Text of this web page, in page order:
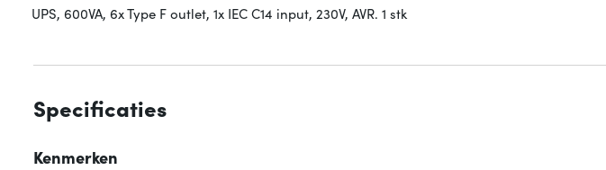
UPS, 600VA, 6x Type F outlet, 1x IEC C14 input, 230V, AVR. 1 stk
Specificaties
Kenmerken